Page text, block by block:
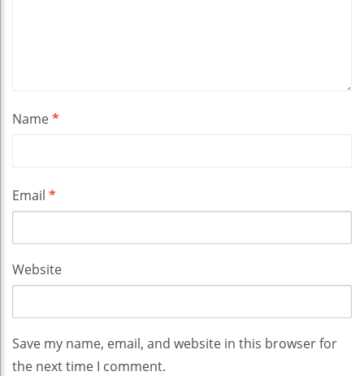
Name*
Email *
Website
Save my name, email, and website in this browser for
the next time I comment.